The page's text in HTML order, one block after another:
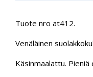
Tuote nro at412.
Venäläinen
Käsinmaalattu. Pieniä